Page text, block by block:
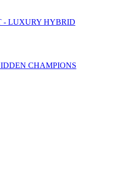
- LUXURY HYBRID
CHAMPIONS